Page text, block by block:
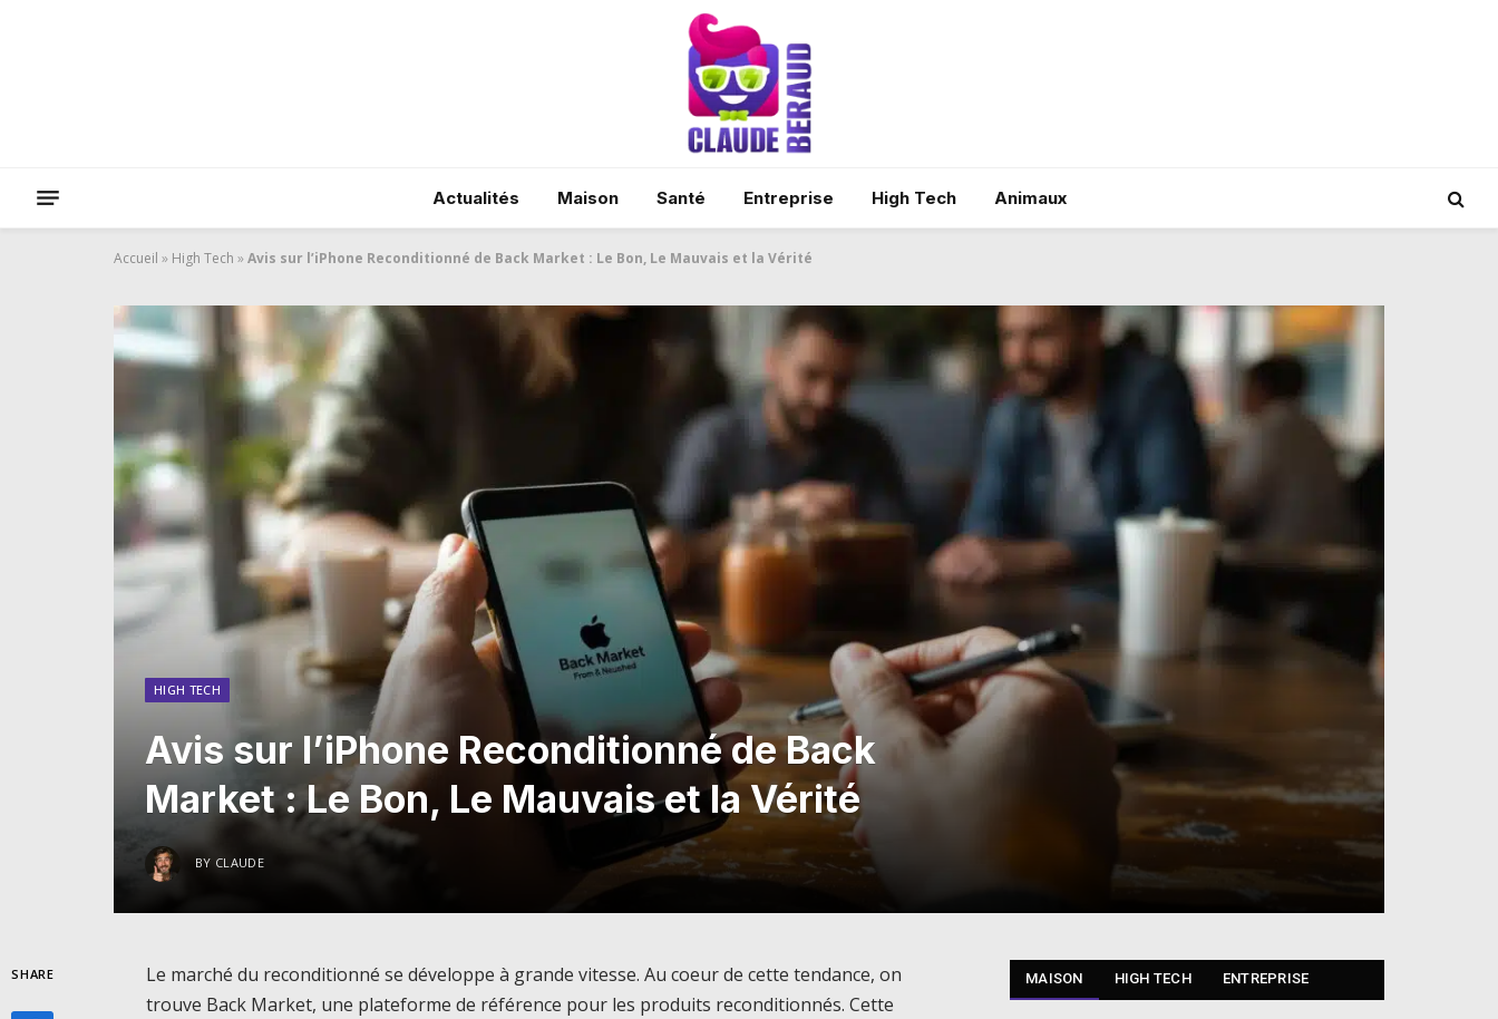
Actualités Maison Santé Entreprise High Tech Animaux
Accueil » High Tech »Avis sur l’iPhone Reconditionné de Back Market : Le Bon, Le Mauvais et la Vérité
HIGH TECH
Avis sur l’iPhone Reconditionné de Back
Market : Le Bon, Le Mauvais et la Vérité
BY CLAUDE
SHARE
Le marché du reconditionné se développe à grande vitesse. Au coeur de cette tendance, on
trouve Back Market, une plateforme de référence pour les produits reconditionnés. Cette
MAISON HIGH TECH ENTREPRISE